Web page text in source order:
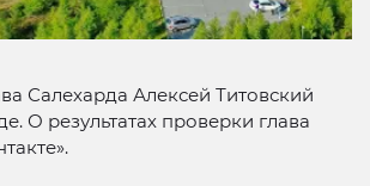
Салехарда Алексей Титовский
О результатах проверки глава